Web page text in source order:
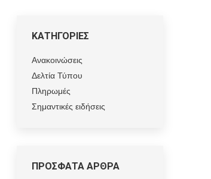
ΚΑΤΗΓΟΡΙΕΣ
Ανακοινώσεις
Δελτία Τύπου
Πληρωμές
Σημαντικές ειδήσεις
ΠΡΟΣΦΑΤΑ ΑΡΘΡΑ